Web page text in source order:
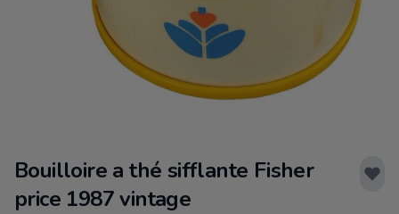
Bouilloire a thé sifflante Fisher
price 1987 vintage